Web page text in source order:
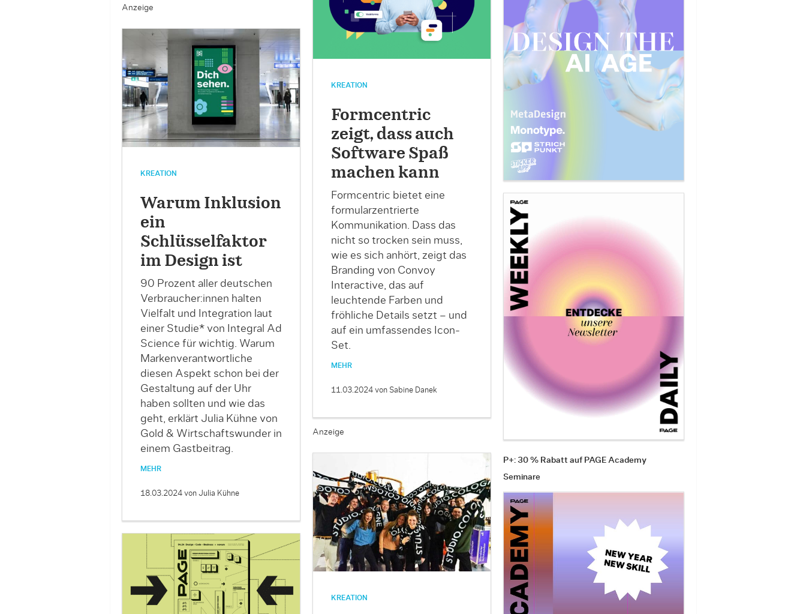
Anzeige
KREATION
Warum Inklusion
ein
Schlüsselfaktor
im Design ist
90 Prozent aller deutschen
Verbraucher:innen halten
Vielfalt und Integration laut
einer Studie* von Integral Ad
Science für wichtig. Warum
Markenverantwortliche
diesen Aspekt schon bei der
Gestaltung auf der Uhr
haben sollten und wie das
geht, erklärt Julia Kühne von
Gold & Wirtschaftswunder in
einem Gastbeitrag.
MEHR
18.03.2024 von Julia Kühne
KREATION
Formcentric
zeigt, dass auch
Software Spaß
machen kann
Formcentric bietet eine
formularzentrierte
Kommunikation. Dass das
nicht so trocken sein muss,
wie es sich anhört, zeigt das
Branding von Convoy
Interactive, das auf
leuchtende Farben und
fröhliche Details setzt – und
auf ein umfassendes Icon-
Set.
MEHR
11.03.2024 von Sabine Danek
Anzeige
KREATION
P+: 30 % Rabatt auf PAGE Academy
Seminare